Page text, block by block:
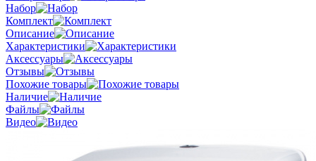
Набор
Комплект
Описание
Характеристики
Аксессуары
Отзывы
Похожие товары
Наличие
Файлы
Видео